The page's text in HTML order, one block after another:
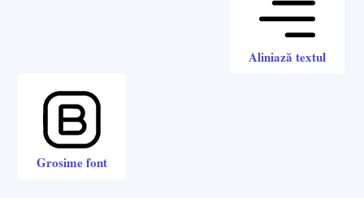
Aliniază textul
Grosime font